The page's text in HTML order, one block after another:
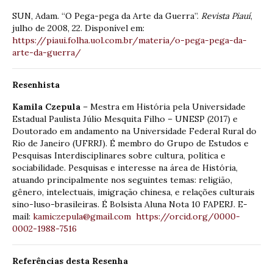
SUN, Adam. “O Pega-pega da Arte da Guerra”. Revista Piauí,
julho de 2008, 22. Disponível em:
https://piaui.folha.uol.com.br/materia/o-pega-pega-da-
arte-da-guerra/
Resenhista
Kamila Czepula – Mestra em História pela Universidade
Estadual Paulista Júlio Mesquita Filho – UNESP (2017) e
Doutorado em andamento na Universidade Federal Rural do
Rio de Janeiro (UFRRJ). É membro do Grupo de Estudos e
Pesquisas Interdisciplinares sobre cultura, política e
sociabilidade. Pesquisas e interesse na área de História,
atuando principalmente nos seguintes temas: religião,
gênero, intelectuais, imigração chinesa, e relações culturais
sino-luso-brasileiras. É Bolsista Aluna Nota 10 FAPERJ. E-
mail: kamiczepula@gmail.com https://orcid.org/0000-
0002-1988-7516
Referências desta Resenha